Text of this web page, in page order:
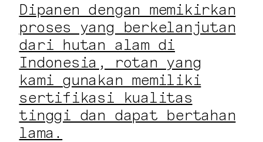
Dipanen dengan memikirkan
proses yang berkelanjutan
dari hutan alam di
Indonesia, rotan yang
kami gunakan memiliki
sertifikasi kualitas
tinggi dan dapat bertahan
lama.